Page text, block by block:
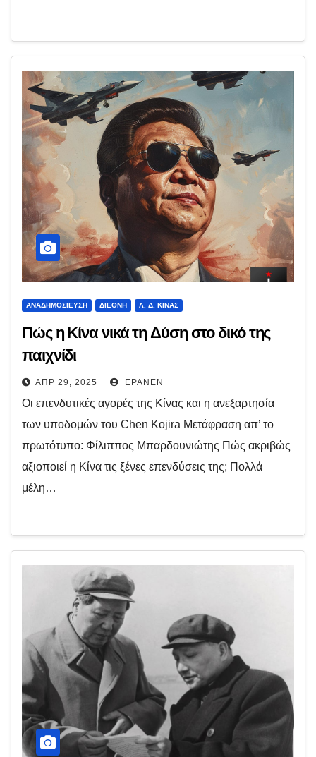
ΑΝΑΔΗΜΟΣΊΕΥΣΗ ΔΙΕΘΝΉ Λ. Δ. ΚΊΝΑΣ
Πώς η Κίνα νικά τη Δύση στο δικό της
παιχνίδι
ΑΠΡ 29, 2025 EPANEN
Οι επενδυτικές αγορές της Κίνας και η ανεξαρτησία
των υποδομών του Chen Kojira Μετάφραση απ’ το
πρωτότυπο: Φίλιππος Μπαρδουνιώτης Πώς ακριβώς
αξιοποιεί η Κίνα τις ξένες επενδύσεις της; Πολλά
μέλη…